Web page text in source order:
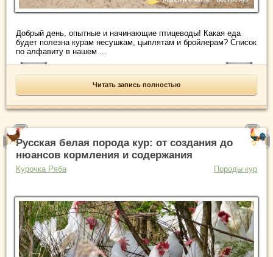
Добрый день, опытные и начинающие птицеводы! Какая еда
будет полезна курам несушкам, цыплятам и бройлерам? Список
по алфавиту в нашем ...
Читать запись полностью
Русская белая порода кур: от создания до
нюансов кормления и содержания
Курочка Ряба Породы кур